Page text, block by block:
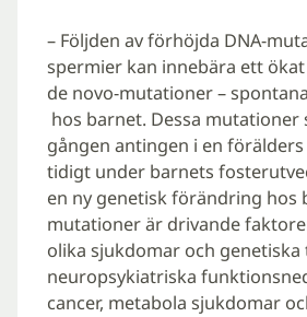
– Följden av förhöjda DNA-
spermier kan innebära ett
de novo-mutationer –
hos barnet. Dessa
gången antingen i en
tidigt under barnets
en ny genetisk förändring hos
mutationer är drivande
olika sjukdomar och
neuropsykiatriska
cancer, metabola sjukdomar